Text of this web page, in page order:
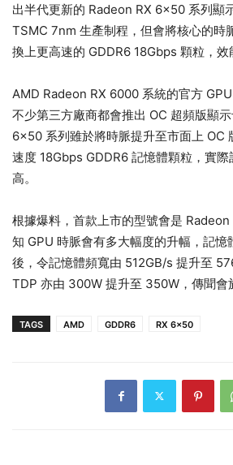
出半代更新的 Radeon RX 6×50 系列顯
TSMC 7nm 生產制程，但會將核心的時
換上更高速的 GDDR6 18Gbps 顆粒，效
AMD Radeon RX 6000 系統的官方
不少第三方廠商都會推出 OC 超頻版顯
6×50 系列雖於將時脈提升至市面上 OC
速度 18Gbps GDDR6 記憶體顆粒，實
高。
根據爆料，首款上市的型號會是
知 GPU 時脈會有多大幅度的升幅，記憶
後，令記憶體頻寬由 512GB/s 提升至
TDP 亦由 300W 提升至 350W，傳聞會
TAGS AMD GDDR6 RX 6x50